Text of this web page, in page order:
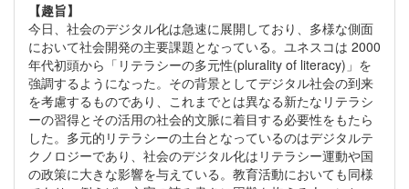
【趣旨】
今日、社会のデジタル化は急速に展開しており、多様な側面
において社会開発の主要課題となっている。ユネスコは 2000
年代初頭から「リテラシーの多元性(plurality of literacy)」を
強調するようになった。その背景としてデジタル社会の到来
を考慮するものであり、これまでとは異なる新たなリテラシ
ーの習得とその活用の社会的文脈に着目する必要性をもたら
した。多元的リテラシーの土台となっているのはデジタルテ
クノロジーであり、社会のデジタル化はリテラシー運動や国
の政策に大きな影響を与えている。教育活動においても同様